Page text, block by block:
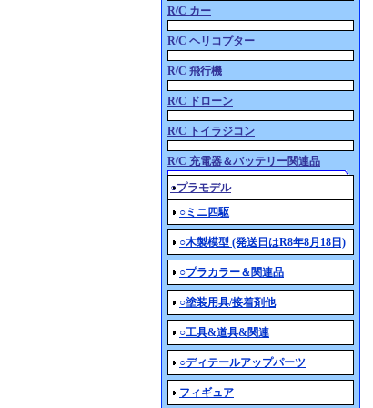
R/C カー
R/C ヘリコプター
R/C 飛行機
R/C ドローン
R/C トイラジコン
R/C 充電器＆バッテリー関連品
○プラモデル
○ミニ四駆
○木製模型 (発送日はR8年8月18日)
○プラカラー＆関連品
○塗装用具/接着剤他
○工具&道具&関連
○ディテールアップパーツ
フィギュア